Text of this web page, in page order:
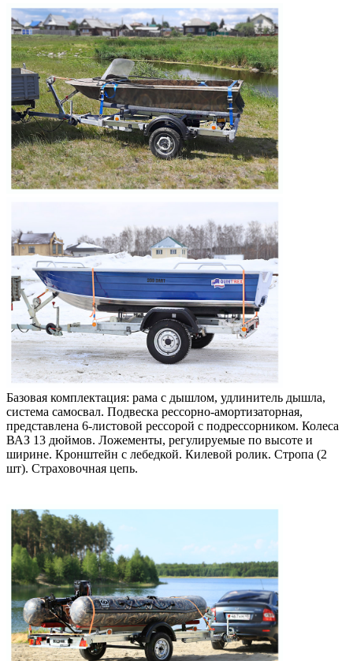
Базовая комплектация: рама с дышлом, удлинитель дышла,
система самосвал. Подвеска рессорно-амортизаторная,
представлена 6-листовой рессорой с подрессорником. Колеса
ВАЗ 13 дюймов. Ложементы, регулируемые по высоте и
ширине. Кронштейн с лебедкой. Килевой ролик. Стропа (2
шт). Страховочная цепь.